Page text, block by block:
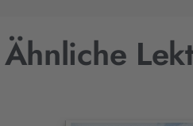
Ähnliche